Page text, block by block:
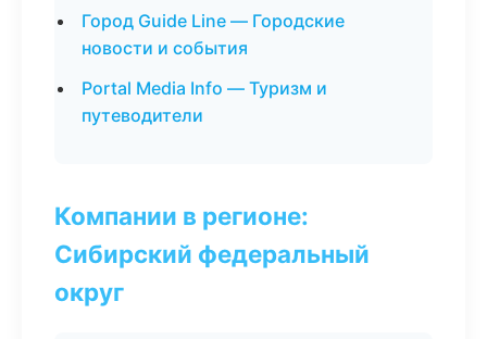
Город Guide Line — Городские
новости и события
Portal Media Info — Туризм и
путеводители
Компании в регионе:
Сибирский федеральный
округ